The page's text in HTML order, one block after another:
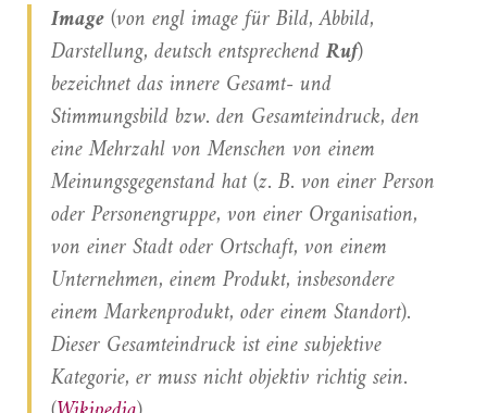
Image(von englimagefürBild,Abbild,
Darstellung, deutsch entsprechendRuf)
bezeichnet das innere Gesamt- und
Stimmungsbild bzw. den Gesamteindruck, den
eine Mehrzahl von Menschen von einem
Meinungsgegenstand hat (z. B. von einer Person
oder Personengruppe, von einer Organisation,
von einer Stadt oder Ortschaft, von einem
Unternehmen, einem Produkt, insbesondere
einem Markenprodukt, oder einem Standort).
Dieser Gesamteindruck ist eine subjektive
Kategorie, er muss nicht objektiv richtig sein.